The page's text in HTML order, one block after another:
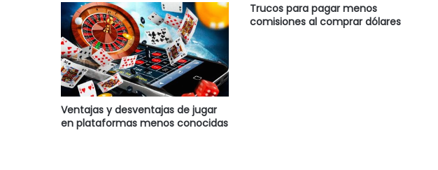
Ventajas y desventajas de jugar
en plataformas menos conocidas
Trucos para pagar menos
comisiones al comprar dólares